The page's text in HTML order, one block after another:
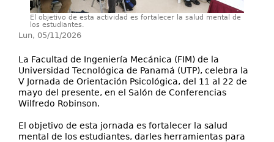
El objetivo de esta actividad es fortalecer la salud mental de
los estudiantes.
Lun, 05/11/2026
La Facultad de Ingeniería Mecánica (FIM) de la
Universidad Tecnológica de Panamá (UTP), celebra la
V Jornada de Orientación Psicológica, del 11 al 22 de
mayo del presente, en el Salón de Conferencias
Wilfredo Robinson.
El objetivo de esta jornada es fortalecer la salud
mental de los estudiantes, darles herramientas para